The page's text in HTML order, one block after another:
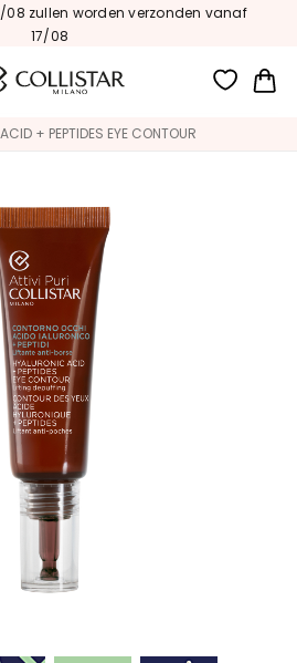
08 zullen worden verzonden vanaf
17/08
+ PEPTIDES EYE CONTOUR